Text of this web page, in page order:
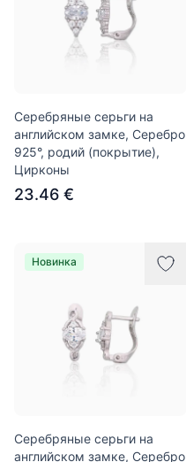
Серебряные серьги на
английском замке, Серебро
925°, родий (покрытие),
Цирконы
23.46 €
Новинка
Серебряные серьги на
английском замке, Серебро